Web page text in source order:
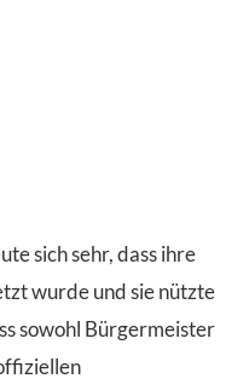
sich sehr, dass ihre
wurde und sie nützte
sowohl Bürgermeister